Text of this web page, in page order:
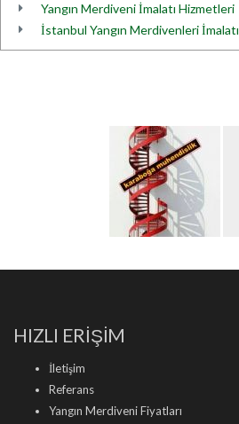
Yangın Merdiveni İmalatı Hizmetleri
İstanbul Yangın Merdivenleri İmalatı
HIZLI ERİŞİM
İletişim
Referans
Yangın Merdiveni Fiyatları